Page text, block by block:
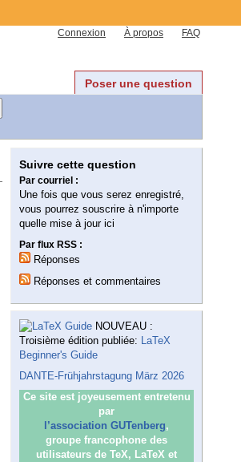
Connexion À propos FAQ
Poser une question
Suivre cette question
Par courriel :
Une fois que vous serez enregistré,
vous pourrez souscrire à n'importe
quelle mise à jour ici
Par flux RSS :
Réponses
Réponses et commentaires
NOUVEAU :
Troisième édition publiée: LaTeX
Beginner's Guide
DANTE-Frühjahrstagung März 2026
Ce site est joyeusement entretenu
par
l’association GUTenberg,
groupe francophone des
utilisateurs de TeX, LaTeX et